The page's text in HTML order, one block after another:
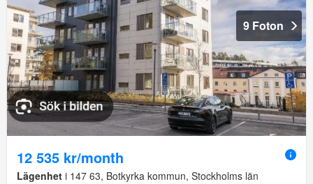
9 Foton
12 535 kr/month
Lägenhet i 147 63, Botkyrka kommun, Stockholms län